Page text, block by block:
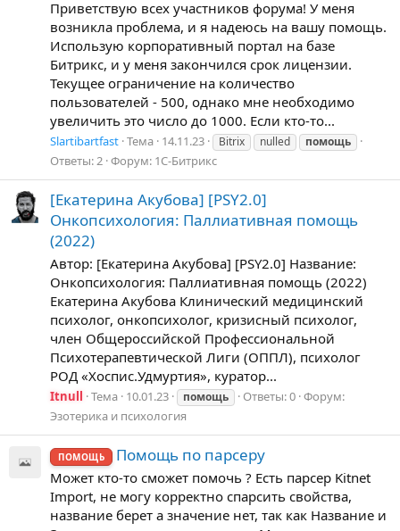
Приветствую всех участников форума! У меня
возникла проблема, и я надеюсь на вашу помощь.
Использую корпоративный портал на базе
Битрикс, и у меня закончился срок лицензии.
Текущее ограничение на количество
пользователей - 500, однако мне необходимо
увеличить это число до 1000. Если кто-то...
Slartibartfast Тема 14.11.23 Bitrix nulled помощь
Ответы: 2 Форум: 1С-Битрикс
[Екатерина Акубова] [PSY2.0]
Онкопсихология: Паллиативная помощь
(2022)
Автор: [Екатерина Акубова] [PSY2.0] Название:
Онкопсихология: Паллиативная помощь (2022)
Екатерина Акубова Клинический медицинский
психолог, онкопсихолог, кризисный психолог,
член Общероссийской Профессиональной
Психотерапевтической Лиги (ОППЛ), психолог
РОД «Хоспис.Удмуртия», куратор...
Itnull Тема 10.01.23 помощь Ответы: 0 Форум:
Эзотерика и психология
ПОМОЩЬ Помощь по парсеру
Может кто-то сможет помочь ? Есть парсер Kitnet
Import, не могу корректно спарсить свойства,
название берет а значение нет, так как Название и